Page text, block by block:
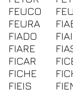
FEUCO
FEURA
FIADO
FIARE
FICAR
FICHE
FIEIS